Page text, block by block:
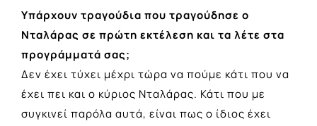
Υπάρχουν τραγούδια που τραγούδησε ο
Νταλάρας σε πρώτη εκτέλεση και τα λέτε στα
προγράμματά σας;
Δεν έχει τύχει μέχρι τώρα να πούμε κάτι που να
έχει πει και ο κύριος Νταλάρας. Κάτι που με
συγκινεί παρόλα αυτά, είναι πως ο ίδιος έχει